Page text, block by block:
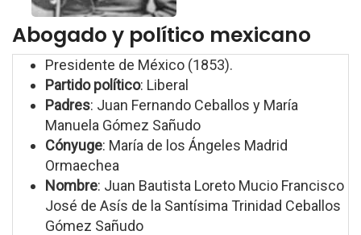
Abogado y político mexicano
Presidente de México (1853).
Partido político: Liberal
Padres: Juan Fernando Ceballos y María
Manuela Gómez Sañudo
Cónyuge: María de los Ángeles Madrid
Ormaechea
Nombre: Juan Bautista Loreto Mucio Francisco
José de Asís de la Santísima Trinidad Ceballos
Gómez Sañudo